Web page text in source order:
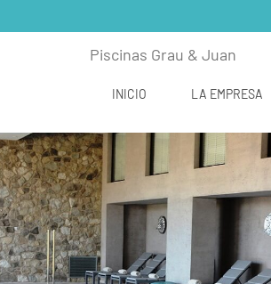
Piscinas Grau & Juan
INICIO LA EMPRESA